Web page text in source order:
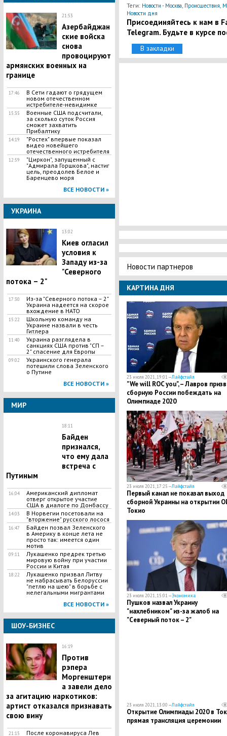
21:53
Азербайджан
ские войска
снова
провоцируют
армянских военных на
границе
17:46
В Сети гадают о грядущем
новом отечественном
истребителе-невидимке
15:35
Военные США подсчитали,
за сколько суток Россия
сможет захватить
Прибалтику
14:19
"Ростех" впервые показал
видео новейшего
отечественного истребителя
12:59
"Циркон", запущенный с
"Адмирала Горшкова", настиг
цель, преодолев Белое и
Баренцево моря
ВСЕ НОВОСТИ »
УКРАИНА
13:02
Киев огласил
условия к
Западу из-за
"Северного
потока – 2"
17:30
Из-за "Северного потока – 2"
Украина надеется на скорое
вхождение в НАТО
15:22
Школьную команду на
Украине назвали в честь
Гитлера
11:40
Украина разглядела в
санкциях США против "СП –
2" спасение для Европы
09:02
Украинского генерала
потешили слова Зеленского
о Путине
ВСЕ НОВОСТИ »
МИР
18:11
Байден
признался,
что ему дала
встреча с
Путиным
16:04
Американский дипломат
отверг открытое участие
США в диалоге по Донбассу
14:03
В Норвегии посетовали на
"вторжение" русского лосося
16:47
Байден позвал Зеленского
в Америку в конце лета не
просто так: имеется один
мотив
09:11
Лукашенко предрек третью
мировую войну при участии
России и Китая
18:22
Лукашенко призвал Литву
не набрасывать Белоруссии
"петлю на шею" в борьбе с
нелегальными мигрантами
ВСЕ НОВОСТИ »
ШОУ-БИЗНЕС
16:19
Против
рэпера
Моргенштерн
а завели дело
за агитацию наркотиков:
артист отказался признавать
свою вину
21:15
После коронавируса Лев
Теги: Новости - Москва Происшествия
Новости дня
Присоединяйтесь к нам в
Telegram. Будьте в курсе
В закладки
Новости партнеров
КАРТИНА ДНЯ
23 июля 2021, 19:01 —Лайфстайл
"We will ROC you", – Лавров
сборную России побеждать на
Олимпиаде 2020
23 июля 2021, 17:25 —Лайфстайл
Первый канал не показал выход
сборной Украины на открытии
Токио
23 июля 2021, 15:01 —Экономика
Пушков назвал Украину
"нахлебником" из-за жалоб на
"Северный поток – 2"
23 июля 2021, 13:00 —Лайфстайл
Открытие Олимпиады 2020 в
прямая трансляция церемонии